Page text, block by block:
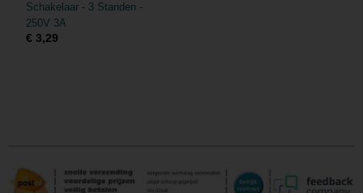
Schakelaar - 3 Standen -
250V 3A
€ 3,29